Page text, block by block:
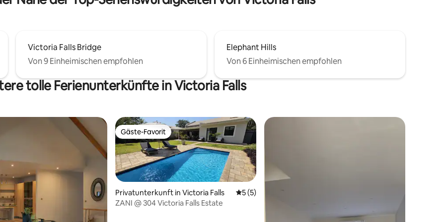
Ort entspannst. AirCon
Victoria Falls Bridge
Von 9 Einheimischen empfohlen
Elephant Hills
Von 6 Einheimischen empfohlen
tolle Ferienunterkünfte in Victoria Falls
Gäste-Favorit
Gäste-Favorit
Privatunterkunft in Victoria Falls Durchschnittliche Bewertung: 5 von 5, 5 Bewertungen
5 (5)
ZANI @ 304 Victoria Falls Estate